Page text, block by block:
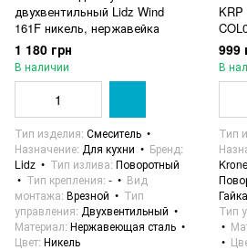
двухвентильный Lidz Wind
161F никель, нержавейка
1 180 грн
В наличии
Тип изделия Смеситель
Назначение Для кухни
Бренд
Lidz
Тип излива Поворотный
Тип крепления -
Вид
монтажа Врезной
Тип
управления Двухвентильный
Материал Нержавеющая сталь
Цвет Никель
999
В
Тип
Гайка
Тип